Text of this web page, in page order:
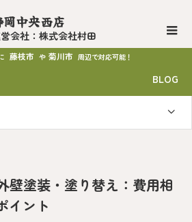
岡中央西店
会社：株式会社村田
藤枝市 や 菊川市 周辺で対応可能！
BLOG
壁塗装・塗り替え：費用相
イント